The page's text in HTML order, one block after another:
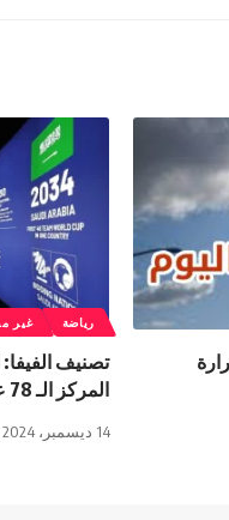
رياضة غير
تصنيف
المركز الـ 78 عالميا
14 ديسمبر، 2024